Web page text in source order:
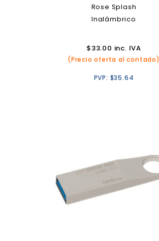
Rose Splash
Inalámbrico
$33.00 inc. IVA
(Precio oferta al contado)
PVP: $35.64